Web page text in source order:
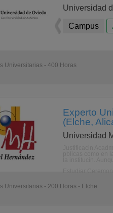
Universidad
Campus
Universitarias - 400 Horas
Experto
(Elche,
Universidad
Universitarias - 200 Horas - Elche